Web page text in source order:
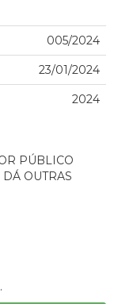
005/2024
23/01/2024
2024
PÚBLICO
OUTRAS